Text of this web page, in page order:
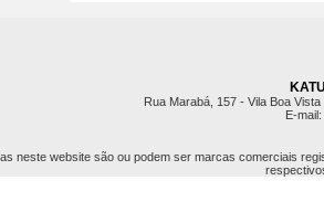
Rua Marabá, 157 - Vila Boa
E-mail:
neste website são ou podem ser marcas comerciais